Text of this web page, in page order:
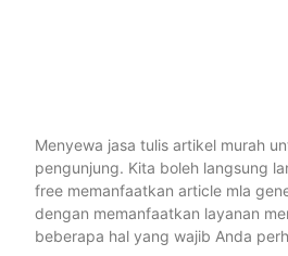
Menyewa jasa tulis artikel murah
pengunjung. Kita boleh langsung
free memanfaatkan article mla
dengan memanfaatkan layanan
beberapa hal yang wajib Anda